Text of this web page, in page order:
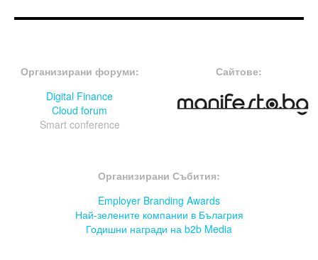
Организирани форуми:
Digital Finance
Cloud forum
Smart conference
Сайтове:
Организирани Събития:
Employer Branding Awards
Най-зелените компании в Бълагрия
Годишни награди на b2b Media